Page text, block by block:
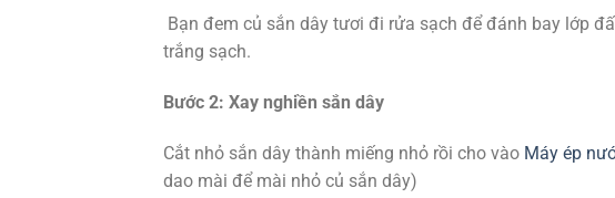
Bạn đem củ sắn dây tươi đi rửa sạch để đánh bay lớp
trắng sạch.
Bước 2: Xay nghiền sắn dây
Cắt nhỏ sắn dây thành miếng nhỏ rồi cho vào Máy ép
dao mài để mài nhỏ củ sắn dây)